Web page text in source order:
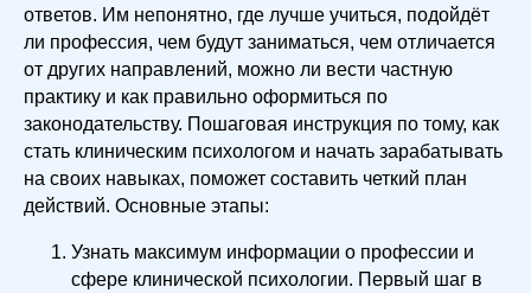
ответов. Им непонятно, где лучше учиться, подойдёт
ли профессия, чем будут заниматься, чем отличается
от других направлений, можно ли вести частную
практику и как правильно оформиться по
законодательству. Пошаговая инструкция по тому, как
стать клиническим психологом и начать зарабатывать
на своих навыках, поможет составить четкий план
действий. Основные этапы:
Узнать максимум информации о профессии и
сфере клинической психологии. Первый шаг в